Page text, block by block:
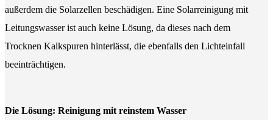
außerdem die Solarzellen beschädigen. Eine Solarreinigung mit
Leitungswasser ist auch keine Lösung, da dieses nach dem
Trocknen Kalkspuren hinterlässt, die ebenfalls den Lichteinfall
beeinträchtigen.
Die Lösung: Reinigung mit reinstem Wasser